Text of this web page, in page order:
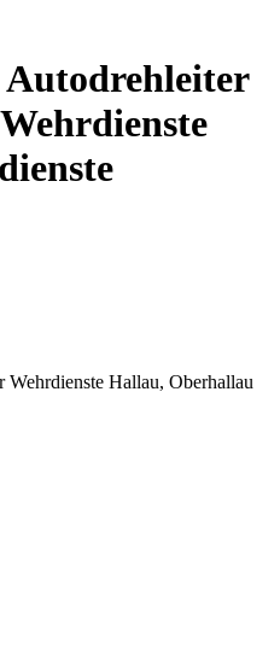
Autodrehleiter
Hallau, Oberhallau